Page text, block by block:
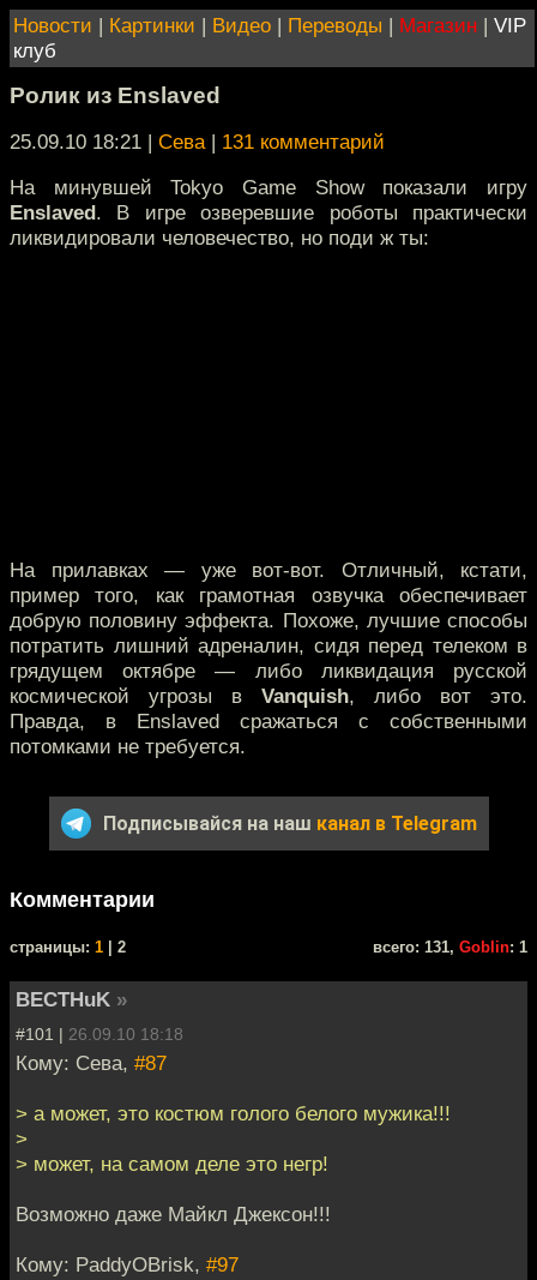
Новости | Картинки | Видео | Переводы | Магазин | VIP
клуб
Ролик из Enslaved
25.09.10 18:21 | Сева| 131 комментарий
На минувшей Tokyo Game Show показали игру
Enslaved. В игре озверевшие роботы практически
ликвидировали человечество, но поди ж ты:
На прилавках — уже вот-вот. Отличный, кстати,
пример того, как грамотная озвучка обеспечивает
добрую половину эффекта. Похоже, лучшие способы
потратить лишний адреналин, сидя перед телеком в
грядущем октябре — либо ликвидация русской
космической угрозы в Vanquish, либо вот это.
Правда, в Enslaved сражаться с собственными
потомками не требуется.
Подписывайся на наш канал в Telegram
Комментарии
cтраницы: 1 | 2 всего: 131, Goblin: 1
BECTHuK »
#101 | 26.09.10 18:18
Кому: Сева, #87
> а может, это костюм голого белого мужика!!!
>
> может, на самом деле это негр!
Возможно даже Майкл Джексон!!!
Кому: PaddyOBrisk, #97